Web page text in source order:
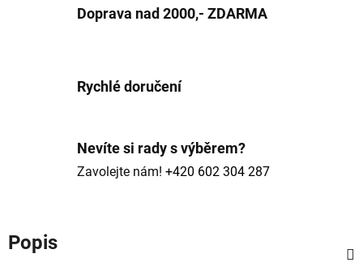
Doprava nad 2000,- ZDARMA
Rychlé doručení
Nevíte si rady s výběrem?
Zavolejte nám! +420 602 304 287
Popis